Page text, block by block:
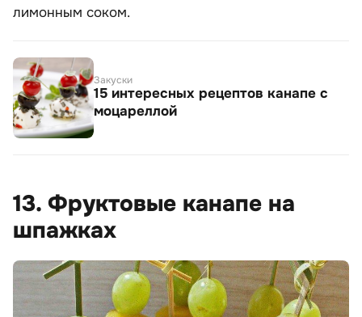
лимонным соком.
Закуски
15 интересных рецептов канапе с
моцареллой
13. Фруктовые канапе на
шпажках